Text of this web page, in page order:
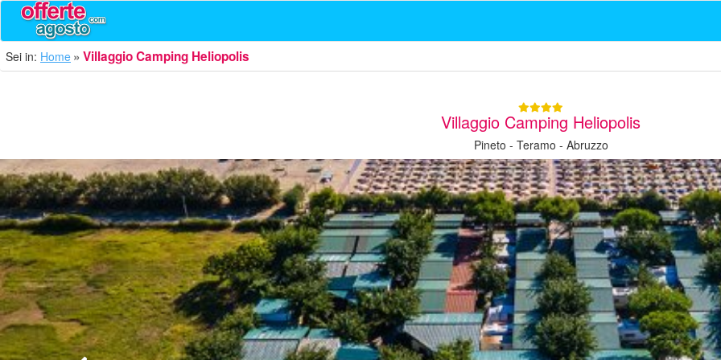
Sei in: Home Villaggio Camping Heliopolis
Villaggio Camping Heliopolis
Pineto - Teramo - Abruzzo